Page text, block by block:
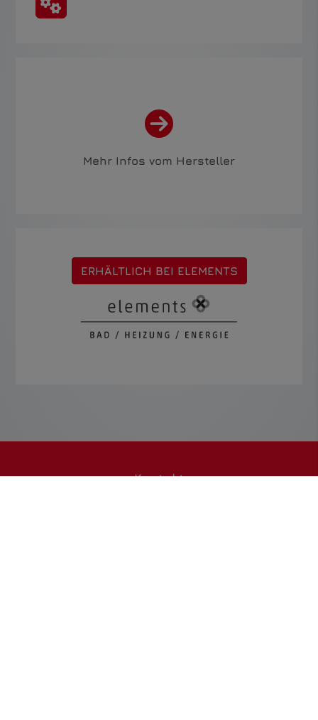
Mehr Infos vom Hersteller
ERHÄLTLICH BEI ELEMENTS
Kontakt